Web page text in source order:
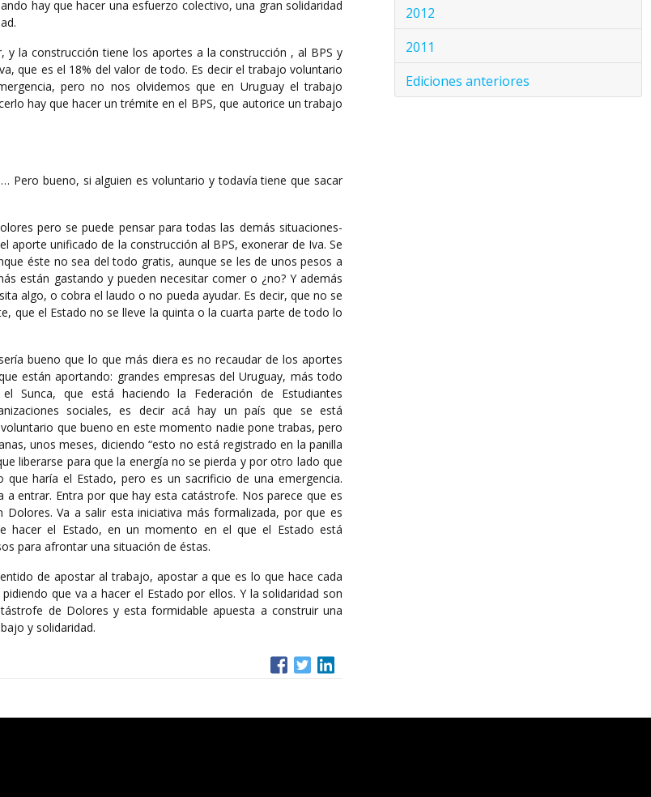
hay que hacer una esfuerzo colectivo, una gran solidaridad
y la construcción tiene los aportes a la construcción , al BPS y
que es el 18% del valor de todo. Es decir el trabajo voluntario
pero no nos olvidemos que en Uruguay el trabajo
hay que hacer un trémite en el BPS, que autorice un trabajo
Pero bueno, si alguien es voluntario y todavía tiene que sacar
pero se puede pensar para todas las demás situaciones-
aporte unificado de la construcción al BPS, exonerar de Iva. Se
éste no sea del todo gratis, aunque se les de unos pesos a
están gastando y pueden necesitar comer o ¿no? Y además
algo, o cobra el laudo o no pueda ayudar. Es decir, que no se
que el Estado no se lleve la quinta o la cuarta parte de todo lo
bueno que lo que más diera es no recaudar de los aportes
están aportando: grandes empresas del Uruguay, más todo
Sunca, que está haciendo la Federación de Estudiantes
sociales, es decir acá hay un país que se está
que bueno en este momento nadie pone trabas, pero
unos meses, diciendo “esto no está registrado en la panilla
liberarse para que la energía no se pierda y por otro lado que
haría el Estado, pero es un sacrificio de una emergencia.
entrar. Entra por que hay esta catástrofe. Nos parece que es
Va a salir esta iniciativa más formalizada, por que es
hacer el Estado, en un momento en el que el Estado está
para afrontar una situación de éstas.
de apostar al trabajo, apostar a que es lo que hace cada
que va a hacer el Estado por ellos. Y la solidaridad son
de Dolores y esta formidable apuesta a construir una
y solidaridad.
2012
2011
Ediciones anteriores